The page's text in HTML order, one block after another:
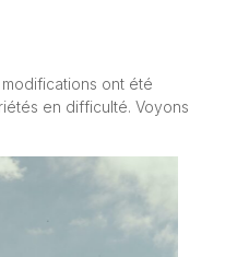
ont été
en difficulté. Voyons